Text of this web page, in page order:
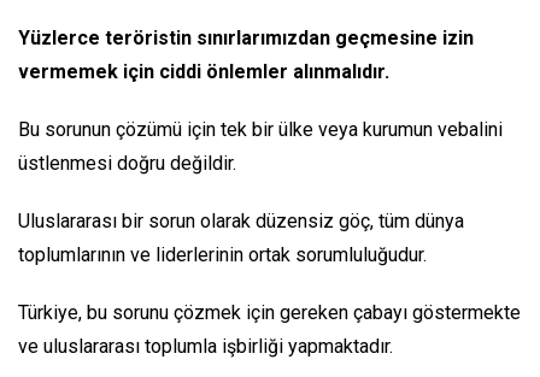
Yüzlerce teröristin sınırlarımızdan geçmesine izin
vermemek için ciddi önlemler alınmalıdır.
Bu sorunun çözümü için tek bir ülke veya kurumun vebalini
üstlenmesi doğru değildir.
Uluslararası bir sorun olarak düzensiz göç, tüm dünya
toplumlarının ve liderlerinin ortak sorumluluğudur.
Türkiye, bu sorunu çözmek için gereken çabayı göstermekte
ve uluslararası toplumla işbirliği yapmaktadır.